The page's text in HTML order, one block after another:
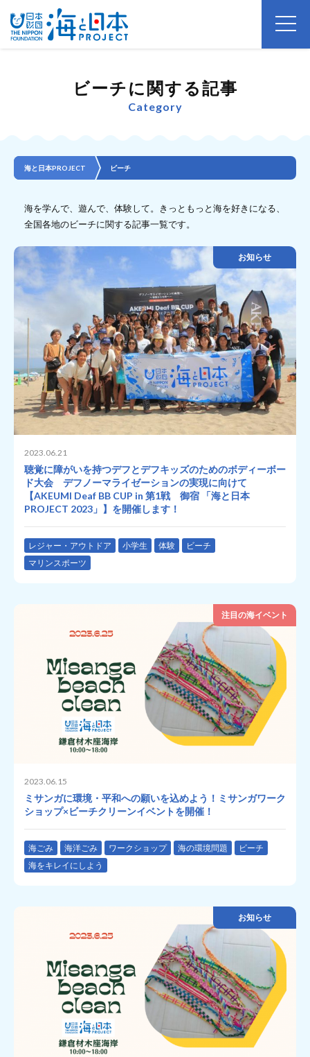
ビーチに関する記事
Category
海と日本PROJECT ビーチ
海を学んで、遊んで、体験して。きっともっと海を好きになる、
全国各地のビーチに関する記事一覧です。
お知らせ
2023.06.21
聴覚に障がいを持つデフとデフキッズのためのボディーボー
ド大会 デフノーマライゼーションの実現に向けて
【AKEUMI Deaf BB CUP in 第1戦 御宿 「海と日本
PROJECT 2023」】を開催します！
レジャー・アウトドア 小学生 体験
ビーチ
マリンスポーツ
注目の海イベント
2023.06.15
ミサンガに環境・平和への願いを込めよう！ミサンガワーク
ショップ×ビーチクリーンイベントを開催！
海ごみ 海洋ごみ ワークショップ 海の環境問題
ビーチ
海をキレイにしよう
お知らせ